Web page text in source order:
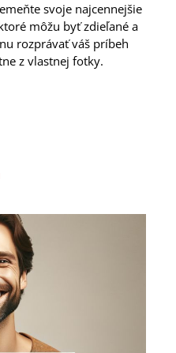
svoje najcennejšie
môžu byť zdieľané a
rozprávať váš príbeh
z vlastnej fotky.